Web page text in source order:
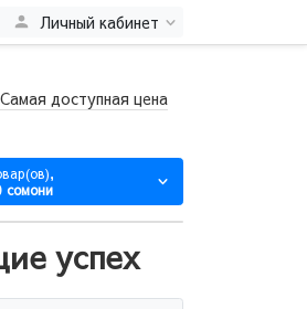
Личный кабинет
Самая доступная цена
сомони
успех